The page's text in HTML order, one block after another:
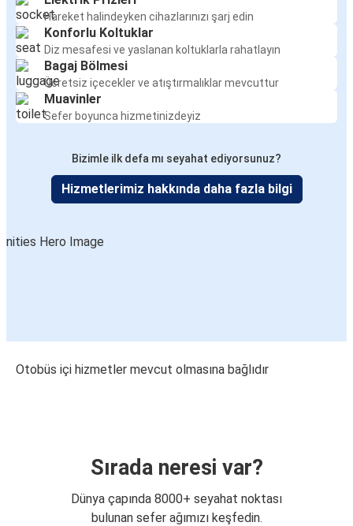
Hareket halindeyken cihazlarınızı şarj edin
Konforlu Koltuklar
Diz mesafesi ve yaslanan koltuklarla rahatlayın
Bagaj Bölmesi
Ücretsiz içecekler ve atıştırmalıklar mevcuttur
Muavinler
Sefer boyunca hizmetinizdeyiz
Bizimle ilk defa mı seyahat ediyorsunuz?
Hizmetlerimiz hakkında daha fazla bilgi
Otobüs içi hizmetler mevcut olmasına bağlıdır
Sırada neresi var?
Dünya çapında 8000+ seyahat noktası
bulunan sefer ağımızı keşfedin.